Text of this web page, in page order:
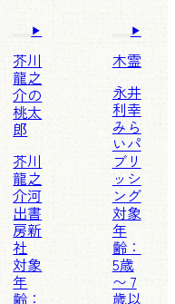
芥川
龍之
介の
桃太
郎
芥川
龍之
介河
出書
房新
社
対象
年
齢：
木霊
永井
利幸
みら
いパ
ブリ
ッシ
ング
対象
年
齢：
5歳
〜 7
歳以